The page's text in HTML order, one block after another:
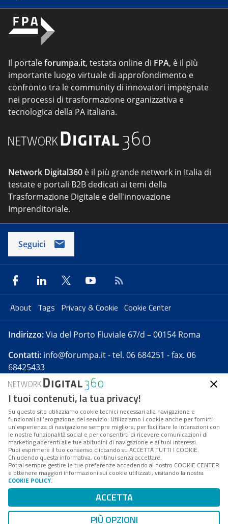
Il portaleforumpa.it, testata online di FPA, è il più
importante luogo virtuale di approfondimento e
confronto tra le community di innovatori impegnate
nei processi di trasformazione organizzativa e
tecnologica della PA italiana.
Network Digital360 è il più grande network in Italia di
testate e portali B2B dedicati ai temi della
Trasformazione Digitale e dell'innovazione
Imprenditoriale.
Seguici
About Tags Privacy & Cookie Cookie Center
Indirizzo:Via del Porto Fluviale 67/d – 00154 Roma
Contatti: info@forumpa.it- tel. 06 684251 - fax. 06
68425433
Forumpa.itè una pubblicazione telematica iscritta
presso Registro della stampa del Tribunale di Roma -
Reg. n. 182 del 2 maggio 2008 - Direttore resp. Michela
Stentella
FPA s.r.l. è società soggetta a Direzione e
Coordinamento da parte di Digital360 S.p.A. - FPA s.r.l.
è un'azienda certificata per il sistema di management
Codice Fiscale/Partita IVA n. 10693191008 - R.E.A. Roma
n. 1249791. ISP AWS
Mappa del sito
I tuoi contenuti, la tua privacy!
Su questo sito utilizziamo cookie tecnici necessari alla navigazione e
funzionali all’erogazione del servizio. Utilizziamo i cookie anche per fornirti
un’esperienza di navigazione sempre migliore, per facilitare le interazioni con
le nostre funzionalità social e per consentirti di ricevere comunicazioni di
marketing aderenti alle tue abitudini di navigazione e ai tuoi interessi.
Puoi esprimere il tuo consenso cliccando su ACCETTA TUTTI I COOKIE.
Chiudendo questa informativa, continui senza accettare.
Potrai sempre gestire le tue preferenze accedendo al nostro COOKIE CENTER
e ottenere maggiori informazioni sui cookie utilizzati, visitando la nostra
COOKIE POLICY.
ACCETTA
PIÙ OPZIONI